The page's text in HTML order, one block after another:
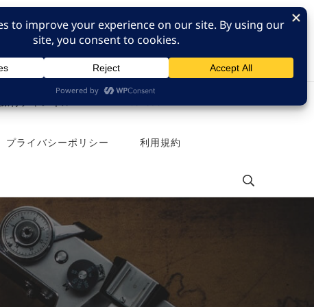
プライバシーポリシー 利用規約